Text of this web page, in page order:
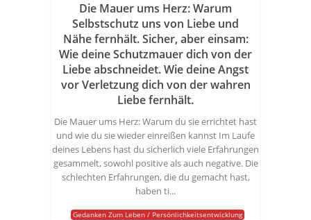
Die Mauer ums Herz: Warum
Selbstschutz uns von Liebe und
Nähe fernhält. Sicher, aber einsam:
Wie deine Schutzmauer dich von der
Liebe abschneidet. Wie deine Angst
vor Verletzung dich von der wahren
Liebe fernhält.
Die Mauer ums Herz: Warum du sie errichtet hast
und wie du sie wieder einreißen kannst Im Laufe
deines Lebens hast du sicherlich viele Erfahrungen
gesammelt, sowohl positive als auch negative. Die
schlechten Erfahrungen, die du gemacht hast,
haben ti...
Gedanken Zum Leben / Persönlichkeitsentwicklung